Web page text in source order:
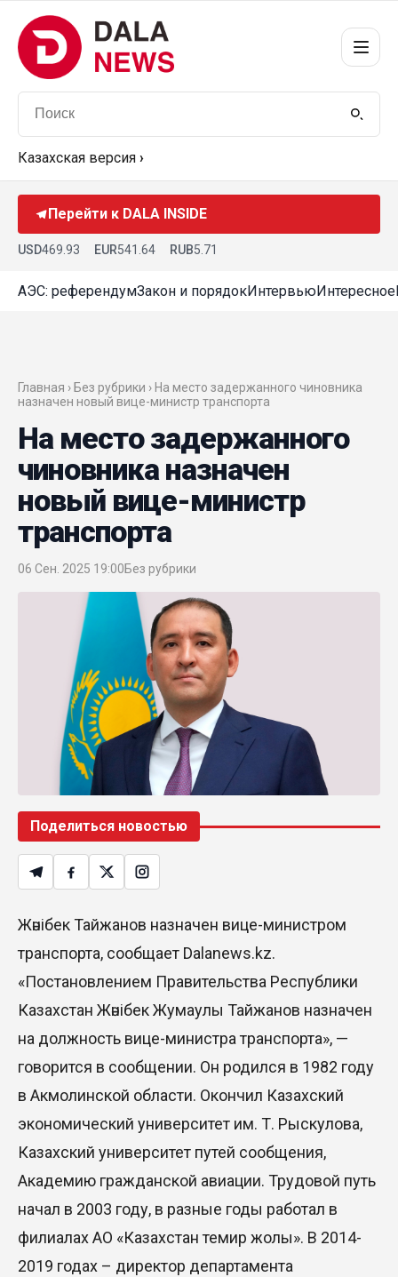
Казахская версия ›
Перейти к DALA INSIDE
USD469.93 EUR541.64 RUB5.71
АЭС: референдумЗакон и порядокИнтервьюИнтересное
Главная › Без рубрики › На место задержанного чиновника
назначен новый вице-министр транспорта
На место задержанного
чиновника назначен
новый вице-министр
транспорта
06 Сен. 2025 19:00Без рубрики
Поделиться новостью
Жәнібек Тайжанов назначен вице-министром
транспорта, сообщает Dalanews.kz.
«Постановлением Правительства Республики
Казахстан Жәнібек Жумаулы Тайжанов назначен
на должность вице-министра транспорта», —
говорится в сообщении. Он родился в 1982 году
в Акмолинской области. Окончил Казахский
экономический университет им. Т. Рыскулова,
Казахский университет путей сообщения,
Академию гражданской авиации. Трудовой путь
начал в 2003 году, в разные годы работал в
филиалах АО «Казахстан темир жолы». В 2014-
2019 годах – директор департамента